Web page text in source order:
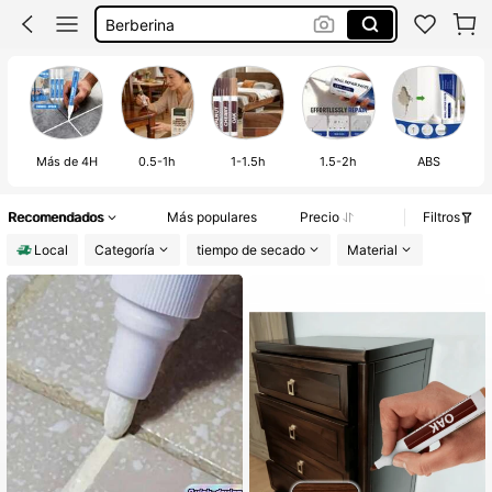
Berberina
Hogar
Parches Para Adelgazar
Más de 4H 0.5-1h 1-1.5h 1.5-2h ABS
Recomendados Más populares Precio
Filtros
Local
Categoría tiempo de secado Material